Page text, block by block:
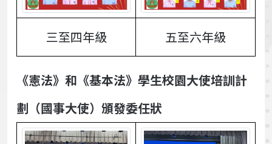
三至四年級 五至六年級
《憲法》和《基本法》學生校園大使培訓計
劃（國事大使）頒發委任狀